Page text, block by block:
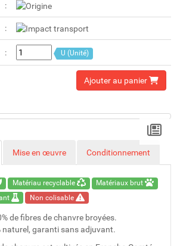
U (Unité)
Ajouter au panier
Mise en œuvre Conditionnement
Matériau recyclable
Matériaux brut
Non colisable
de fibres de chanvre broyées.
naturel, garanti sans adjuvant.